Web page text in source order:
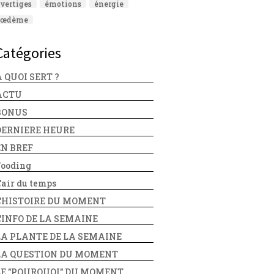
vertiges émotions
énergie
œdème
QUOI SERT ?
HEURE
BREF
du temps
DU MOMENT
DE LA SEMAINE
PLANTE DE LA SEMAINE
QUESTION DU MOMENT